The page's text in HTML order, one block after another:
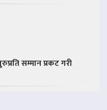
सम्मान प्रकट गरी